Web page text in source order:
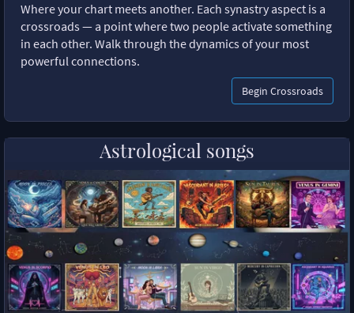
Where your chart meets another. Each synastry aspect is a
crossroads — a point where two people activate something
in each other. Walk through the dynamics of your most
powerful connections.
Begin Crossroads
Astrological songs